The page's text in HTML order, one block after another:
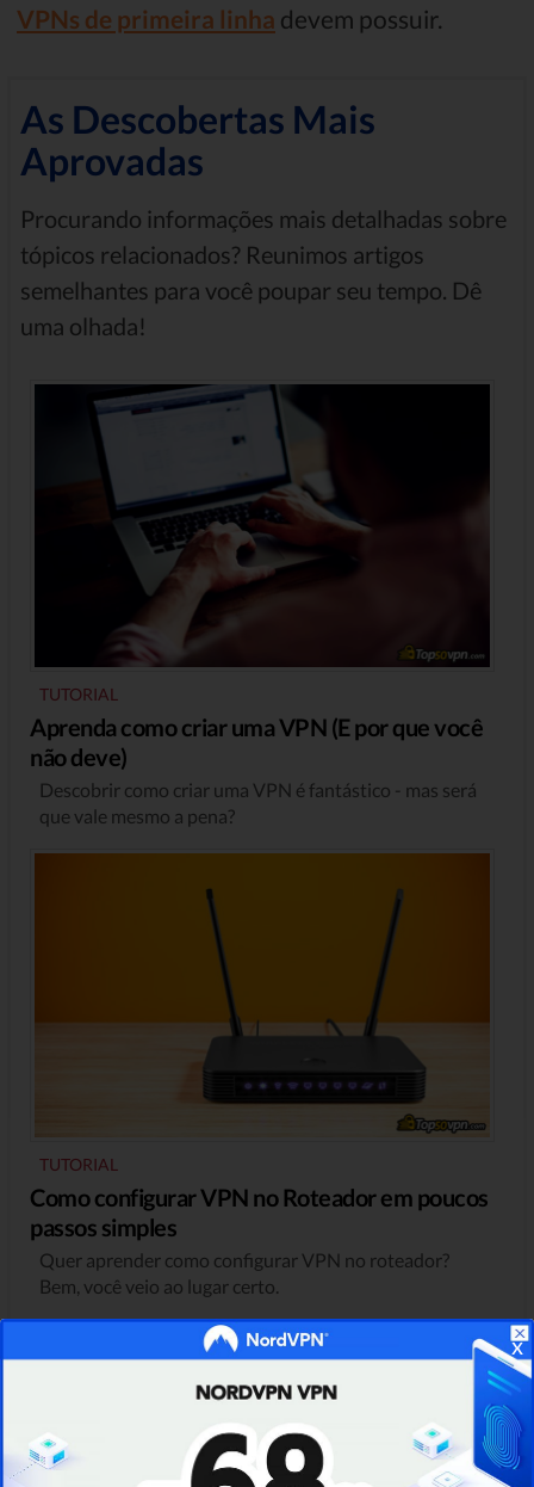
VPNs de primeira linha devem possuir.
As Descobertas Mais
Aprovadas
Procurando informações mais detalhadas sobre
tópicos relacionados? Reunimos artigos
semelhantes para você poupar seu tempo. Dê
uma olhada!
TUTORIAL
Aprenda como criar uma VPN (E por que você
não deve)
Descobrir como criar uma VPN é fantástico - mas será
que vale mesmo a pena?
TUTORIAL
Como configurar VPN no Roteador em poucos
passos simples
Quer aprender como configurar VPN no roteador?
Bem, você veio ao lugar certo.
x